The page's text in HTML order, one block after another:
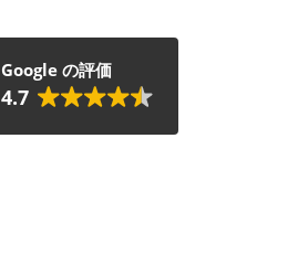
Google の評価
4.7